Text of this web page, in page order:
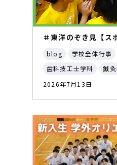
＃東洋のぞき見【ス
blog 学校全体行事
歯科技工士学科
鍼
2026年7月13日